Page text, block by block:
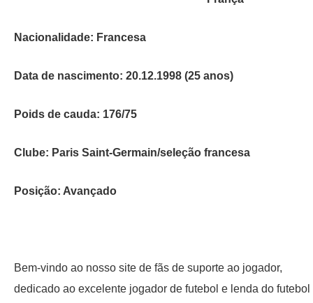
Nacionalidade: Francesa
Data de nascimento: 20.12.1998 (25 anos)
Poids de cauda: 176/75
Clube: Paris Saint-Germain/seleção francesa
Posição: Avançado
Bem-vindo ao nosso site de fãs de suporte ao jogador,
dedicado ao excelente jogador de futebol e lenda do futebol